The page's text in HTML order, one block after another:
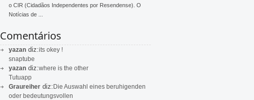
o CIR (Cidadãos Independentes por Resendense). O
Notícias de ...
Comentários
yazan diz:its okey !
snaptube
yazan diz:where is the other
Tutuapp
Graureiher diz:Die Auswahl eines beruhigenden
oder bedeutungsvollen